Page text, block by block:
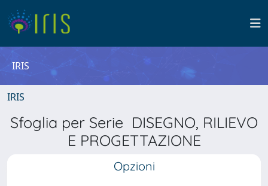
IRIS
IRIS
Sfoglia per Serie DISEGNO, RILIEVO
E PROGETTAZIONE
Opzioni